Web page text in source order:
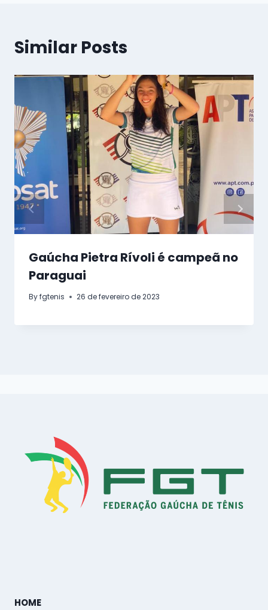
Similar Posts
Gaúcha Pietra Rívoli é campeã no
Paraguai
Byfgtenis 26 de fevereiro de 2023
HOME